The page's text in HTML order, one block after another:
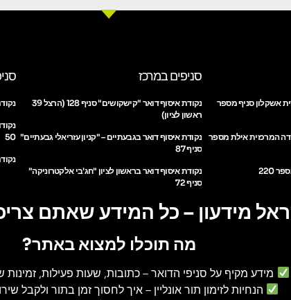
אשקלון סניף מספר
המרכזית אילת מספר
220
סניפים במרכז
נקודת איסוף דואר "קישקושים" סניף 128 (הרצל 39
ראשון לציון)
נקודת איסוף דואר בגבעתיים – "קניון עזריאלי גבעתיים"
סניף 87
נקודת איסוף דואר בראשון לציון "חג'בי אלקטרוניקה"
סניף 72
50
מידעון – כל המידע שאתם
מה תוכלו למצוא באתר?
מידע מקיף על סניפי הדואר– כתובות, שעות פעילות, זמינות
הנחיות לזימון תור אונליין – איך לחסוך זמן בתור ולקבל